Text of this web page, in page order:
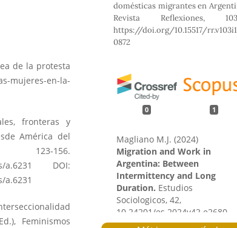
de la protesta
mujeres-en-la-
fronteras y
América del
156.
a.6231
DOI:
a.6231
Feminismos
domésticas migrantes en
Revista Reflexiones,
https://doi.org/10.15517/
0872
0 1
Magliano M.J. (2024)
Migration and Work in
Argentina: Between
Intermittency and Long
Duration. Estudios
Sociologicos,42,
10.24201/es.2024v42.e2680